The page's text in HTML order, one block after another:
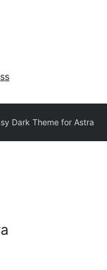
Dark Theme for Astra